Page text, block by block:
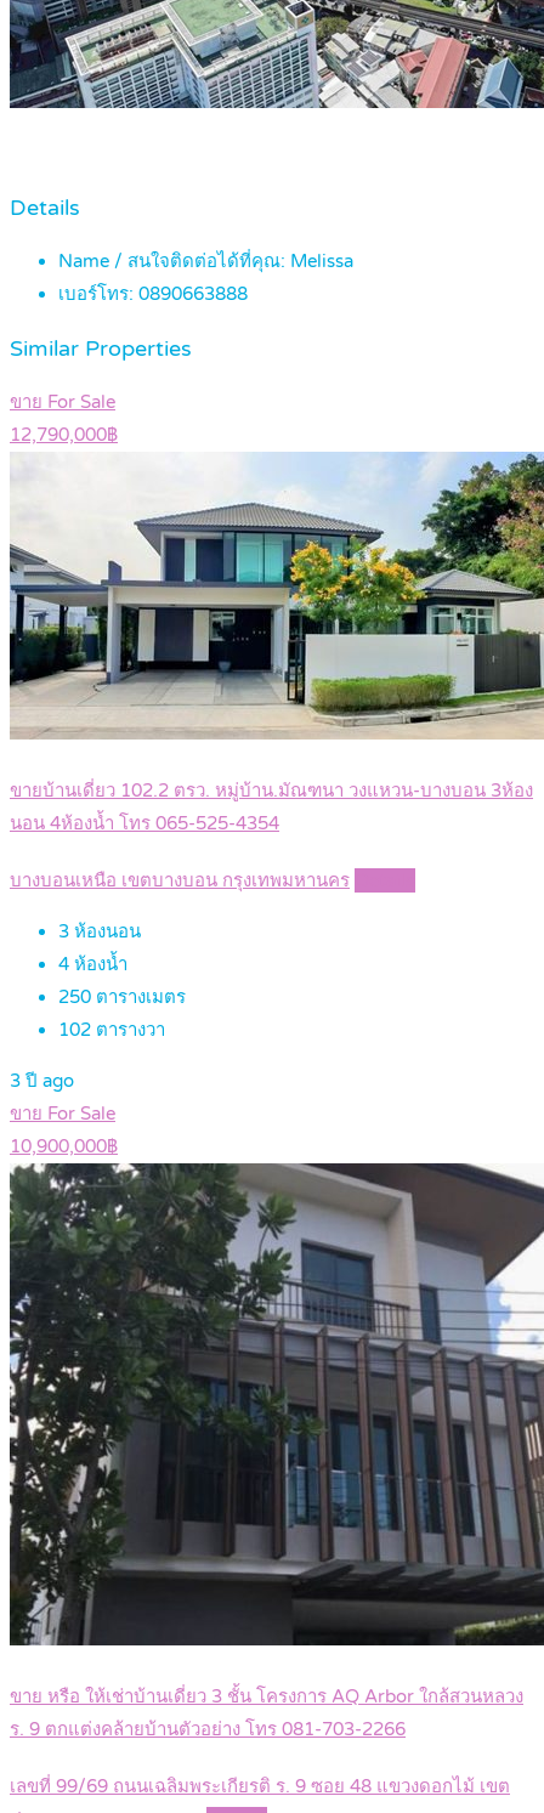
Details
Name / สนใจติดต่อได้ที่คุณ: Melissa
เบอร์โทร: 0890663888
Similar Properties
ขาย For Sale
12,790,000฿
ขายบ้านเดี่ยว 102.2 ตรว. หมู่บ้าน.มัณฑนา วงแหวน-บางบอน 3ห้อง
นอน 4ห้องน้ำ โทร 065-525-4354
บางบอนเหนือ เขตบางบอน กรุงเทพมหานคร
3 ห้องนอน
4 ห้องน้ำ
250 ตารางเมตร
102 ตารางวา
3 ปี ago
ขาย For Sale
10,900,000฿
ขาย หรือ ให้เช่าบ้านเดี่ยว 3 ชั้น โครงการ AQ Arbor ใกล้สวนหลวง
ร. 9 ตกแต่งคล้ายบ้านตัวอย่าง โทร 081-703-2266
เลขที่ 99/69 ถนนเฉลิมพระเกียรติ ร. 9 ซอย 48 แขวงดอกไม้ เขต